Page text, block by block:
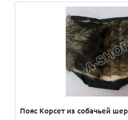
Пояс Корсет из собачьей